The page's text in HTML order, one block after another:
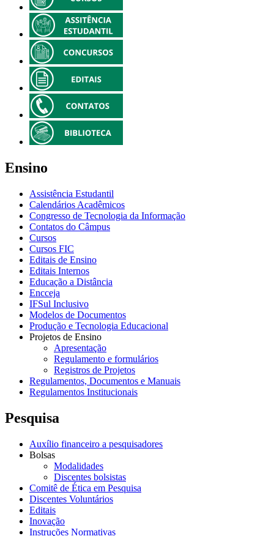
Ensino
Assistência Estudantil
Calendários Acadêmicos
Congresso de Tecnologia da Informação
Contatos do Câmpus
Cursos
Cursos FIC
Editais de Ensino
Editais Internos
Educação a Distância
Encceja
IFSul Inclusivo
Modelos de Documentos
Produção e Tecnologia Educacional
Projetos de Ensino
Apresentação
Regulamento e formulários
Registros de Projetos
Regulamentos, Documentos e Manuais
Regulamentos Institucionais
Pesquisa
Auxílio financeiro a pesquisadores
Bolsas
Modalidades
Discentes bolsistas
Comitê de Ética em Pesquisa
Discentes Voluntários
Editais
Inovação
Instruções Normativas